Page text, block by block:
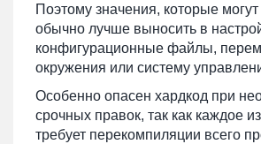
Поэтому значения, которые
обычно лучше выносить в
конфигурационные файлы,
окружения или систему
Особенно опасен хардкод при
срочных правок, так как каждое
требует перекомпиляции всего